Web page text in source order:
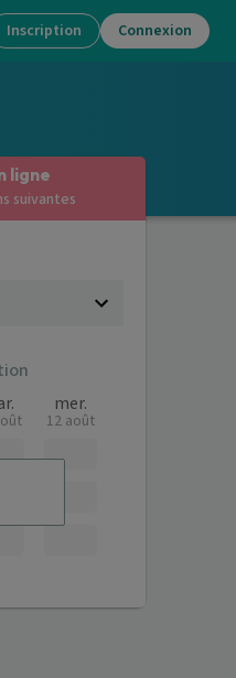
Inscription Connexion
ligne
suivantes
mer.
12 août